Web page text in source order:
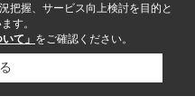
把握、サービス向上検討を目的と
す。
て」 をご確認ください。